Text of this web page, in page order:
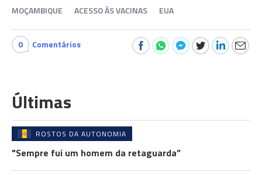
MOÇAMBIQUE ACESSO ÀS VACINAS EUA
0 Comentários
Últimas
ROSTOS DA AUTONOMIA
"Sempre fui um homem da retaguarda”